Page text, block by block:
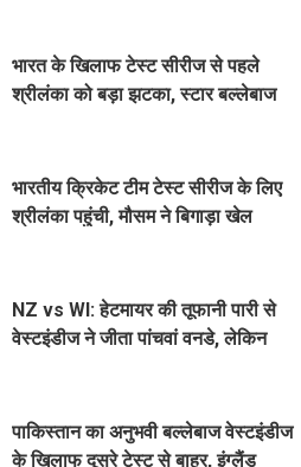
भारत के खिलाफ टेस्ट सीरीज से पहले
श्रीलंका को बड़ा झटका, स्टार बल्लेबाज
भारतीय क्रिकेट टीम टेस्ट सीरीज के लिए
श्रीलंका पहुंची, मौसम ने बिगाड़ा खेल
NZ vs WI: हेटमायर की तूफानी पारी से
वेस्टइंडीज ने जीता पांचवां वनडे, लेकिन
पाकिस्तान का अनुभवी बल्लेबाज वेस्टइंडीज
के खिलाफ दूसरे टेस्ट से बाहर, इंग्लैंड